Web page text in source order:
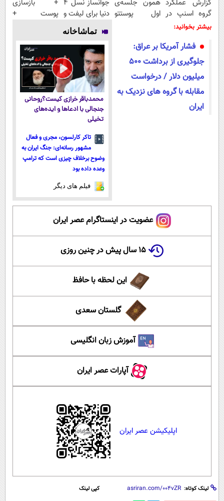
گزارش عملکرد
گروه اسنپ در
۱۴۰۴
همون جلسه‌ی
اول پوستتو
ماندگاری داره
جوانساز نسل 4
دنیا برای لیفت و
کلاژن سازی 😍
مشاوره رایگانه
+ بازسازی
پوست +
مشاوره رایگان
بیشتر بخوانید:
فشار آمریکا بر عراق:
جلوگیری از برداشت 500
میلیون دلار / درخواست
مقابله با گروه های نزدیک به
ایران
تماشاخانه
محمدباقر خرازی کیست؟روحانی
جنجالی با ادعاها و ایده‌های
تخیلی
تاکر کارلسون، مجری و فعال
مشهور رسانه‌ای: جنگ ایران به
وضوح برخلاف چیزی است که ترامپ
وعده داده بود
فیلم های دیگر
عضویت در اینستاگرام عصر ایران
۱۵ سال پیش در چنین روزی
این لحظه با حافظ
گلستان سعدی
آموزش زبان انگلیسی
آپارات عصر ایران
اپلیکیشن عصر ایران
لینک کوتاه: کپی لینک